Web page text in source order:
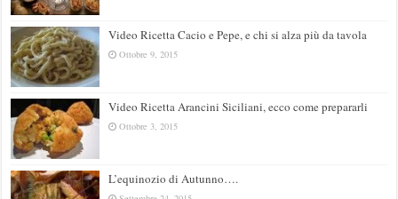
Video Ricetta Cacio e Pepe, e chi si alza più da tavola
Ottobre 9, 2015
Video Ricetta Arancini Siciliani, ecco come prepararli
Ottobre 3, 2015
L’equinozio di Autunno….